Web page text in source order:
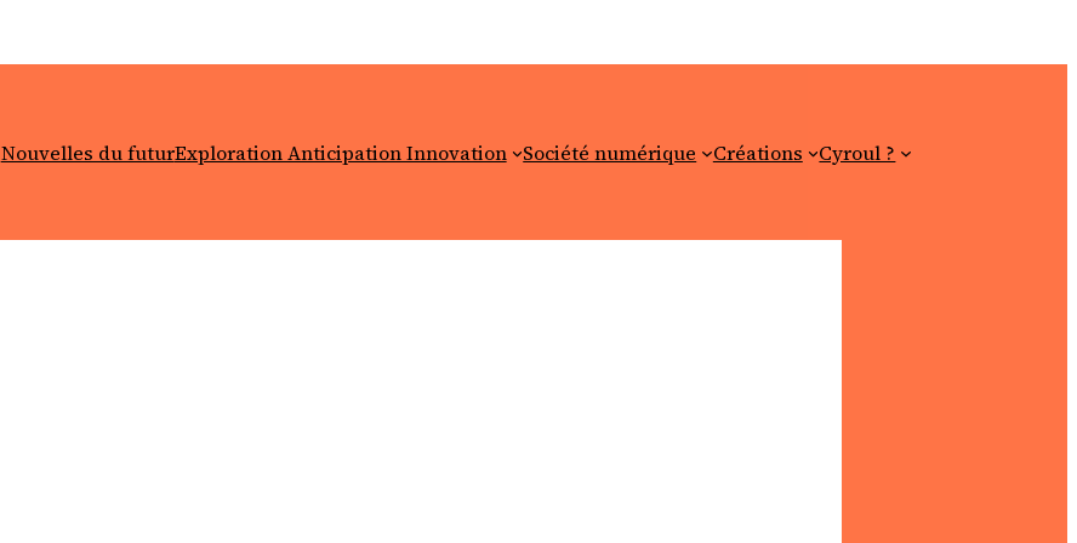
Nouvelles du futurExploration Anticipation Innovation Société numérique Créations Cyroul ?